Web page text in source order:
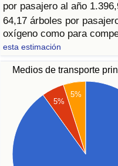
por pasajero al año
64,17 árboles por
oxígeno como para
esta estimación
Medios de transporte
5%
5%
Calificación del Índice
(Actual)
Índice de criminalidad
Sanidad
Índice de Sanidad